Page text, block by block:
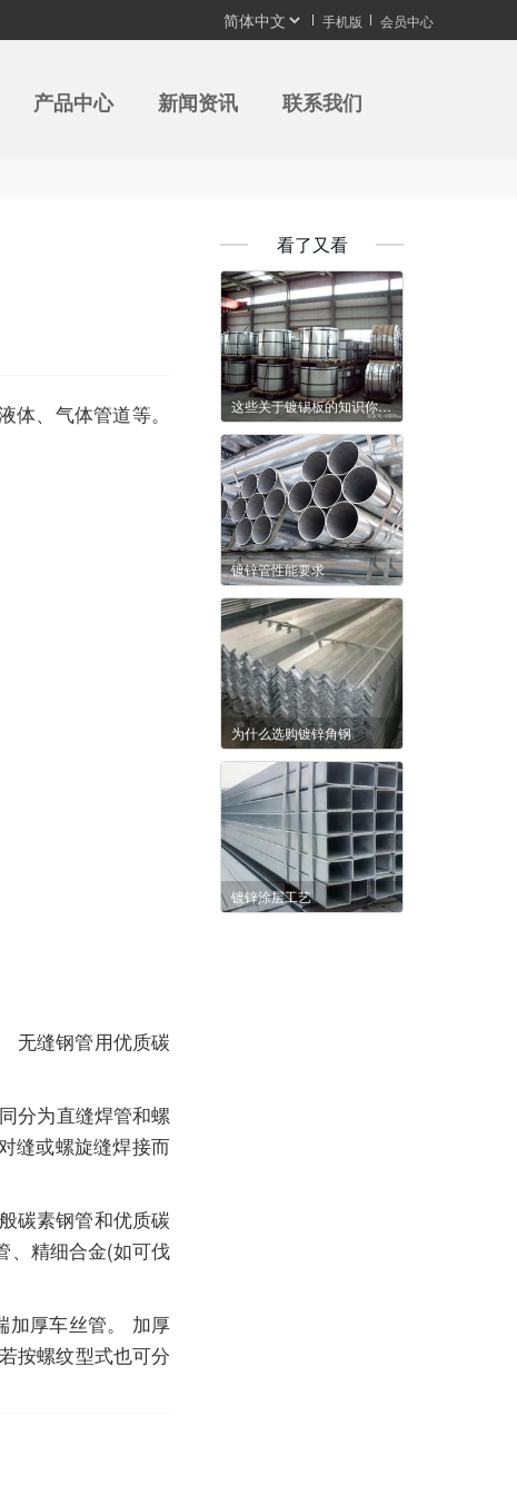
手机版 会员中心
产品中心 新闻资讯 联系我们
、气体管道等。
无缝钢管用优质碳
分为直缝焊管和螺
缝或螺旋缝焊接而
碳素钢管和优质碳
、精细合金(如可伐
厚车丝管。 加厚
按螺纹型式也可分
看了又看
这些关于镀锡板的知识你知道吗？
镀锌管性能要求
为什么选购镀锌角钢
镀锌涂层工艺